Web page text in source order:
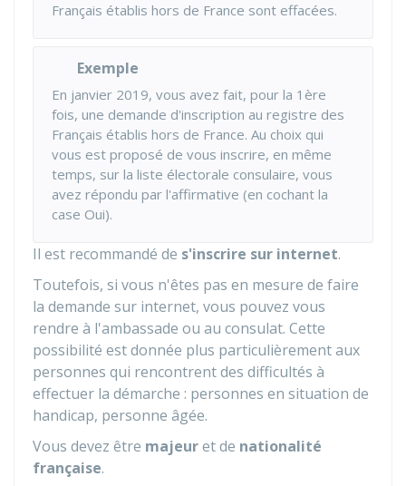
Français établis hors de France sont effacées.
Exemple
En janvier 2019, vous avez fait, pour la 1ère
fois, une demande d'inscription au registre des
Français établis hors de France. Au choix qui
vous est proposé de vous inscrire, en même
temps, sur la liste électorale consulaire, vous
avez répondu par l'affirmative (en cochant la
case Oui).
Il est recommandé de s'inscrire sur internet.
Toutefois, si vous n'êtes pas en mesure de faire
la demande sur internet, vous pouvez vous
rendre à l'ambassade ou au consulat. Cette
possibilité est donnée plus particulièrement aux
personnes qui rencontrent des difficultés à
effectuer la démarche : personnes en situation de
handicap, personne âgée.
Vous devez être majeuret de nationalité
française.